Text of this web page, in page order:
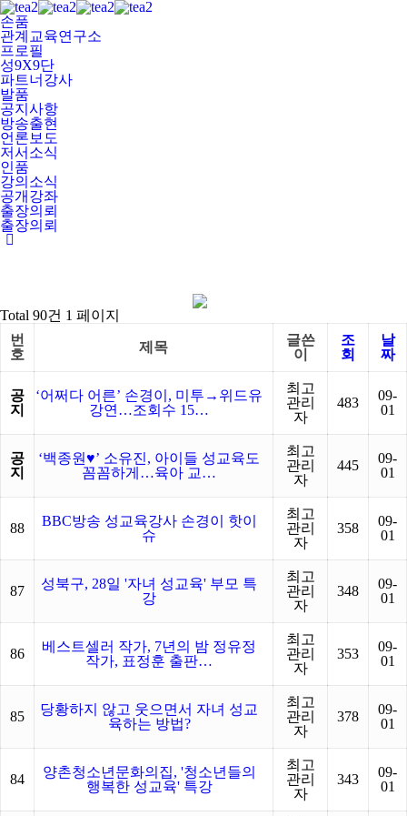
손품
관계교육연구소
프로필
성9X9단
파트너강사
발품
공지사항
방송출현
언론보도
저서소식
인품
강의소식
공개강좌
출장의뢰
출장의뢰
Total 90건 1 페이지
번
호
제목
글쓴
이
조
회
날
짜
공
지
‘어쩌다 어른’ 손경이, 미투→위드유
강연…조회수 15…
최고
관리
자
483
09-
01
공
지
‘백종원♥’ 소유진, 아이들 성교육도
꼼꼼하게…육아 교…
최고
관리
자
445
09-
01
88
BBC방송 성교육강사 손경이 핫이
슈
최고
관리
자
358
09-
01
87
성북구, 28일 '자녀 성교육' 부모 특
강
최고
관리
자
348
09-
01
86
베스트셀러 작가, 7년의 밤 정유정
작가, 표정훈 출판…
최고
관리
자
353
09-
01
85
당황하지 않고 웃으면서 자녀 성교
육하는 방법?
최고
관리
자
378
09-
01
84
양촌청소년문화의집, '청소년들의
행복한 성교육' 특강
최고
관리
자
343
09-
01